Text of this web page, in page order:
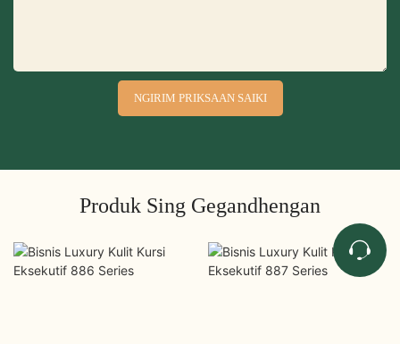
NGIRIM PRIKSAAN SAIKI
Produk Sing Gegandhengan